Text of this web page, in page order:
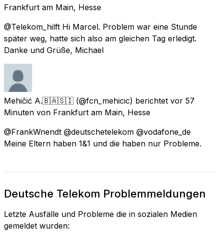
Frankfurt am Main, Hesse
@Telekom_hilft Hi Marcel. Problem war eine Stunde
später weg, hatte sich also am gleichen Tag erledigt.
Danke und Grüße, Michael
Mehičić A.🇧🇦🇸🇮 (@fcn_mehicic) berichtet vor 57
Minuten von Frankfurt am Main, Hesse
@FrankWnendt @deutschetelekom @vodafone_de
Meine Eltern haben 1&1 und die haben nur Probleme.
Deutsche Telekom Problemmeldungen
Letzte Ausfälle und Probleme die in sozialen Medien
gemeldet wurden: